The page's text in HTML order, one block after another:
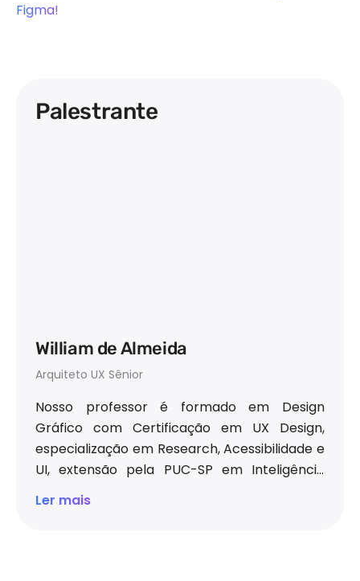
Figma!
Palestrante
William de Almeida
Arquiteto UX Sênior
Nosso professor é formado em Design
Gráfico com Certificação em UX Design,
especialização em Research, Acessibilidade e
UI, extensão pela PUC-SP em Inteligência
Artificial e Impacto Social, cursos de
Ler mais